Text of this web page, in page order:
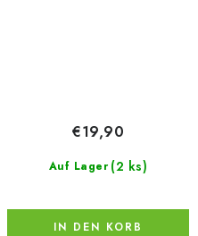
Auf Lager (2 ks)
€19,90
IN DEN KORB